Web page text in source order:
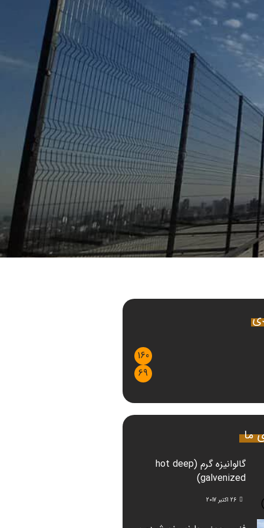
160
69
ما
گالوانیزه گرم (hot deep
galvenized)
26 اکتبر 2017